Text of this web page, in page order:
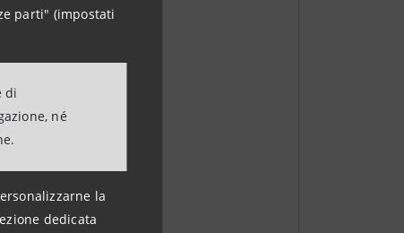
parti" (impostati
di
né
la
dedicata
17 SETTEMBRE 2020